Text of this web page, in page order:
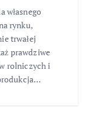
własnego
rynku,
trwałej
prawdziwe
rolniczych i